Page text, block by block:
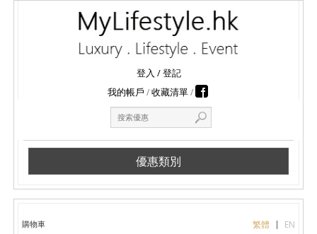
登入 /登記
我的帳戶
收藏清單
優惠類別
購物車 繁體 EN